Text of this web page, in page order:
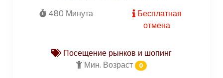
480 Минута
Бесплатная
отмена
Посещение рынков и шопинг
Мин. Возраст
0